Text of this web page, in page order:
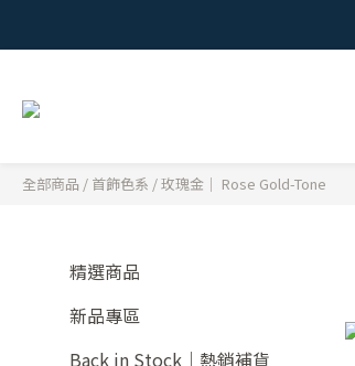
全部商品 / 首飾色系 /玫瑰金｜ Rose Gold-Tone
精選商品
新品專區
Back in Stock｜熱銷補貨